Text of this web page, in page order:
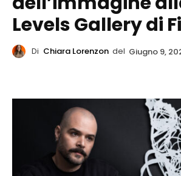
Levels Gallery di
Di Chiara Lorenzon del Giugno 9,